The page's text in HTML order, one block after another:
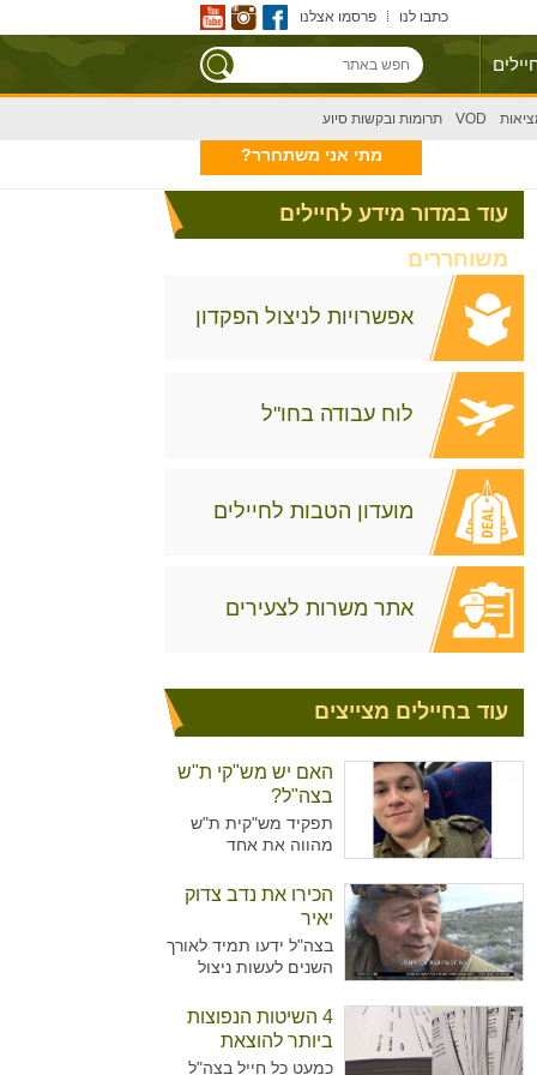
כתבו לנו פרסמו אצלנו
VOD תרומות ובקשות סיוע
מתי אני משתחרר?
עוד במדור מידע לחיילים
משוחררים
אפשרויות לניצול הפקדון
לוח עבודה בחו"ל
מועדון הטבות לחיילים
אתר משרות לצעירים
עוד בחיילים מצייצים
האם יש מש"קי ת"ש
בצה"ל?
תפקיד מש"קית ת"ש
מהווה את אחד
יותר עם נשים מאשר
גברים בצה"ל. מדובר על
תפקיד המקביל לתפקיד
של עובדת סוציאלית
ויועצת בבתי הספר,
להכשיר גם גברים לאותו
התפקיד.
הכירו את נדב צדוק
יאיר
בצה"ל ידעו תמיד לאורך
השנים לעשות ניצול
שלו ידע נרחב בתחומים
רבים עימו הגיעו
לישראל. כך קרה גם עם
4 השיטות הנפוצות
ביותר להוצאת
גימלים
כמעט כל חייל בצה"ל